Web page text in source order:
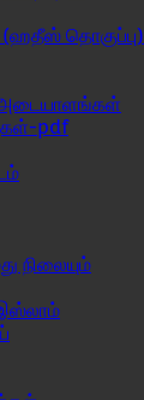
(ஹதீஸ் தொகுப்பு)
அடையாளங்கள்
pdf
நிலையும்